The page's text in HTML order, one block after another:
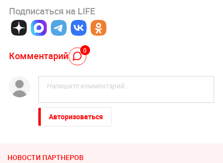
Подписаться на LIFE
Комментарий 0
Авторизоваться
НОВОСТИ ПАРТНЕРОВ